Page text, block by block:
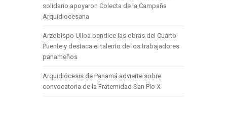
solidario apoyaron Colecta de la Campaña
Arquidiocesana
Arzobispo Ulloa bendice las obras del Cuarto
Puente y destaca el talento de los trabajadores
panameños
Arquidiócesis de Panamá advierte sobre
convocatoria de la Fraternidad San Pío X